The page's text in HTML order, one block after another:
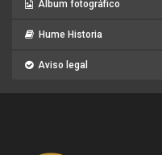
Album fotográfico
Hume Historia
Aviso legal